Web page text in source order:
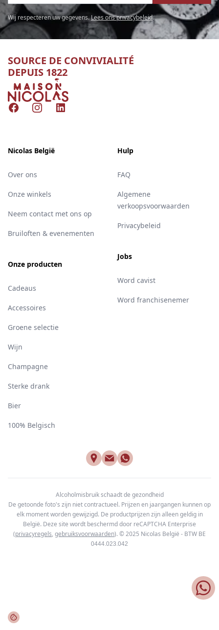
Wij respecteren uw gegevens.Lees ons privacybeleid.
SOURCE DE CONVIVIALITÉ
DEPUIS 1822
Nicolas
FacebookInstagramLinkedIn
Nicolas België
Over ons
Onze winkels
Neem contact met ons op
Bruiloften & evenementen
Onze producten
Cadeaus
Accessoires
Groene selectie
Wijn
Champagne
Sterke drank
Bier
100% Belgisch
Hulp
FAQ
Algemene
verkoopsvoorwaarden
Privacybeleid
Jobs
Word cavist
Word franchisenemer
Alcoholmisbruik schaadt de gezondheid
De getoonde foto's zijn niet contractueel. Prijzen en jaargangen kunnen op
elk moment worden gewijzigd. De productprijzen zijn alleen geldig in
België. Deze site wordt beschermd door reCAPTCHA Enterprise
(privacyregels, gebruiksvoorwaarden). © 2025 Nicolas België - BTW BE
0444.023.042